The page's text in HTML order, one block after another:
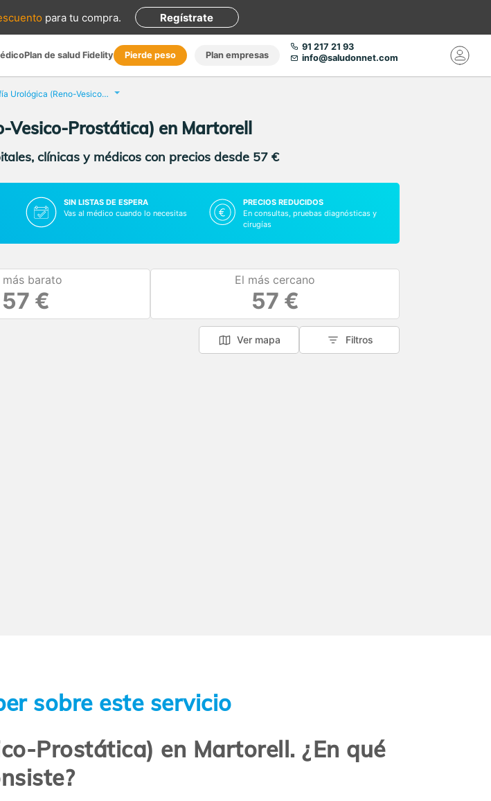
para tu compra. Regístrate
Plan de salud Fidelity Pierde peso Plan empresas
91 217 21 93
info@saludonnet.com
Ecografía Urológica (Reno-Vesico-Prostática)
Prostática) en Martorell
clínicas y médicos con precios desde 57 €
SIN LISTAS DE ESPERA
Vas al médico cuando lo necesitas
PRECIOS REDUCIDOS
En consultas, pruebas diagnósticas y
cirugías
más barato
57 €
El más cercano
57 €
Ver mapa Filtros
sobre este servicio
Prostática) en Martorell. ¿En qué